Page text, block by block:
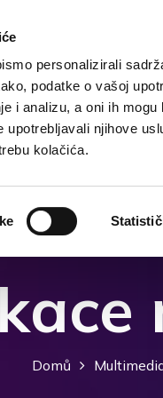
personalizirali
podatke o vašoj
i analizu, a oni ih
upotrebljavali njihove
kolačića.
Domů Destinace
Domů